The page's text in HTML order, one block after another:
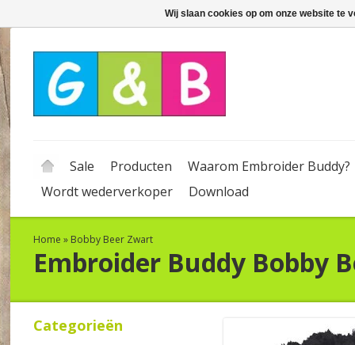
Sale Producten
Waarom Embroider Buddy?
Wordt wederverkoper
Download
Home » Bobby Beer Zwart
Embroider Buddy Bobby
Categorieën
Wij slaan cookies op om onze website te